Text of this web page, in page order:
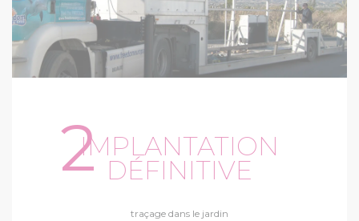
IMPLANTATION
DÉFINITIVE
traçage dans le jardin
2